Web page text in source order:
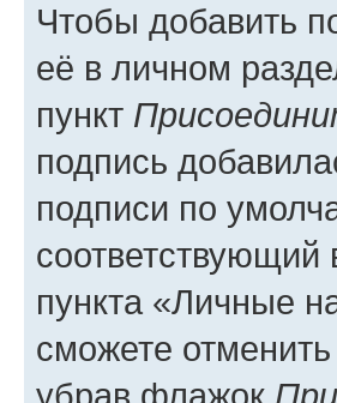
Чтобы добавить
её в личном
пункт
подпись
подписи по
пункта «Личные
сможете
убрав флажок